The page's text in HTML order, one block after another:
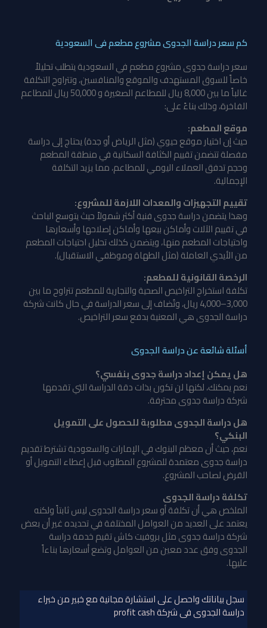
كم سعر دراسة الجدوى مشروع مطعم فى السعودية
سعردراسة جدوى مشروع مطعم في السعوديةيتطلب تحليلاً
خاصاً للسوق المستهدف والموقع والمنافسين، وتتراوح التكلفة
غالباً ما بين 8,000 ريال للمطاعم الصغيرة و 50,000 ريال للمطاعم
الفاخرة، وذلك بناءً على:
موقع المطعم:
حيث إن اختيار موقع حيوي (مثل الرياض أو جدة) يحتاج إلى دراسة
مفصلة تتضمن تقييم الكثافة السكانية في منطقة المطعم
وحجم تدفق العملاء اليومي للمطاعم، مما يزيد التكلفة
الإجمالية.
تقييم التجهيزات والمعدات اللازمة للمشروع:
وهذا يتضمن دراسة جدوى فنية أكثر شمولاً حيث يتوسع الباحث
في تقييم الآلات وأماكن بيعها وأماكن إصلاحها وأسعارها
واحتياجات المطعم منها، ويتضمن كذلك تحليل احتياجات المطعم
من الأيدي العاملة (مثل الطهاة وموظفي الاستقبال).
الرخصة القانونية للمطعم:
تكلفة استخراج التراخيص الصحية والتجارية للمطعم تتراوح ما بين
3,000–4,000 ريال، وتُضاف إلى سعر الدراسة في حال كانت شركة
دراسة الجدوى هي المعنية بدفع سعر التراخيص.
أسئلة شائعة عن دراسة الجدوى
هل يمكن إعداد دراسة جدوى بنفسي؟
نعم يمكنك، لكنها لن تكون بذات دقة الدراسة التي تقدمها
شركة دراسة جدوى محترفة.
هل دراسة الجدوى مطلوبة للحصول على التمويل
البنكي؟
نعم، حيث أن معظم البنوك في الإمارات والسعودية تشترط تقديم
دراسة جدوى معتمدة للمشروع المطلوب قبل إعطاء التمويل أو
القرض لصاحب المشروع.
تكلفة دراسة الجدوى
الملخص هي أن تكلفة أو سعر دراسة الجدوى ليس ثابتاً ولكنه
يعتمد على العديد من العوامل المختلفة في تحديده غير أن بعض
شركة دراسة جدوىمثل بروفيت كاش تقيم خدمة دراسة
الجدوى وفق عدد معين من العوامل وتضع أسعارها بناءاً
عليها.
سجل بياناتك واحصل على استشارة مجانية مع خبير من خبراء
دراسة الجدوى فى شركة profit cash